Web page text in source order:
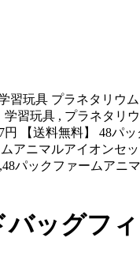
習玩具 プラネタリウ
習玩具 , プラネタリウ
円 【送料無料】 48パ
アニマルアイオンセ
パックファームアニ
バッグフ